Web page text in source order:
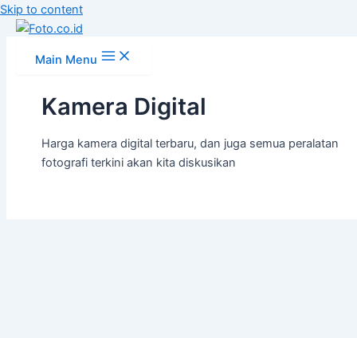
Skip to content
Main Menu
Kamera Digital
Harga kamera digital terbaru, dan juga semua peralatan
fotografi terkini akan kita diskusikan